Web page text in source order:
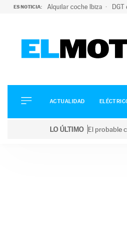
ES NOTICIA: Alquilar coche Ibiza DGT
ELÉCTRICOS
CONDUCIR
ACTUALIDAD
LO ÚLTIMO El probable